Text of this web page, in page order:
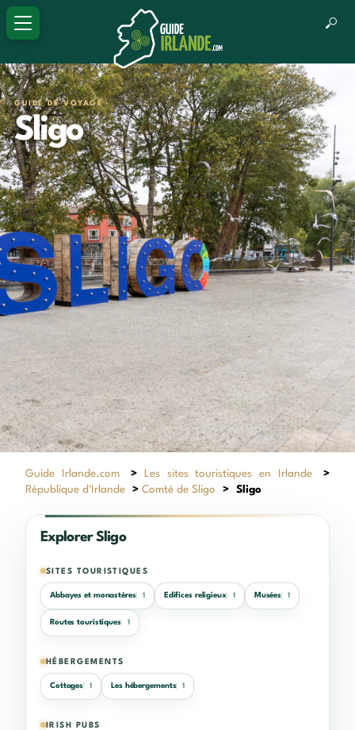
GUIDE DE VOYAGE
Sligo
Guide Irlande.com > Les sites touristiques en Irlande
>
République d'Irlande
> Comté de Sligo > Sligo
Explorer Sligo
SITES TOURISTIQUES
Abbayes et monastères 1 Edifices religieux 1 Musées 1
Routes touristiques 1
HÉBERGEMENTS
Cottages 1 Les hébergements 1
IRISH PUBS